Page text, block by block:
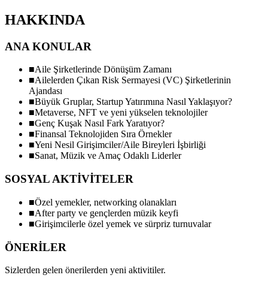
HAKKINDA
ANA KONULAR
■Aile Şirketlerinde Dönüşüm Zamanı
■Ailelerden Çıkan Risk Sermayesi (VC) Şirketlerinin
Ajandası
■Büyük Gruplar, Startup Yatırımına Nasıl Yaklaşıyor?
■Metaverse, NFT ve yeni yükselen teknolojiler
■Genç Kuşak Nasıl Fark Yaratıyor?
■Finansal Teknolojiden Sıra Örnekler
■Yeni Nesil Girişimciler/Aile Bireyleri İşbirliği
■Sanat, Müzik ve Amaç Odaklı Liderler
SOSYAL AKTİVİTELER
■Özel yemekler, networking olanakları
■After party ve gençlerden müzik keyfi
■Girişimcilerle özel yemek ve sürpriz turnuvalar
ÖNERİLER
Sizlerden gelen önerilerden yeni aktivitiler.